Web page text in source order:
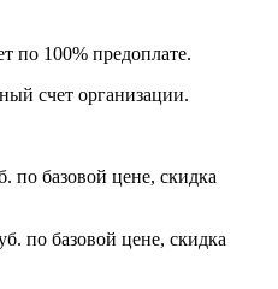
по 100% предоплате.
счет организации.
по базовой цене, скидка
по базовой цене, скидка